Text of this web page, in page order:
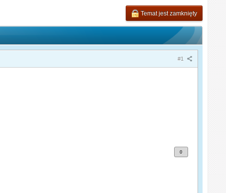
Temat jest zamknięty
#1
0